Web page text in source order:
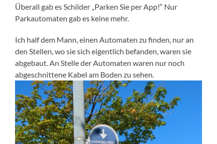
Überall gab es Schilder „Parken Sie per App!“ Nur
Parkautomaten gab es keine mehr.
Ich half dem Mann, einen Automaten zu finden, nur an
den Stellen, wo sie sich eigentlich befanden, waren sie
abgebaut. An Stelle der Automaten waren nur noch
abgeschnittene Kabel am Boden zu sehen.